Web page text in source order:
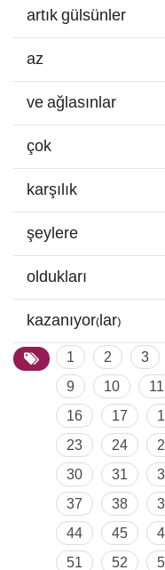
artık gülsünler
az
ve ağlasınlar
çok
karşılık
şeylere
oldukları
kazanıyor(lar)
1 2 3
9
10 11
16
17
23
24
30
31
37
38
44
45
51
52